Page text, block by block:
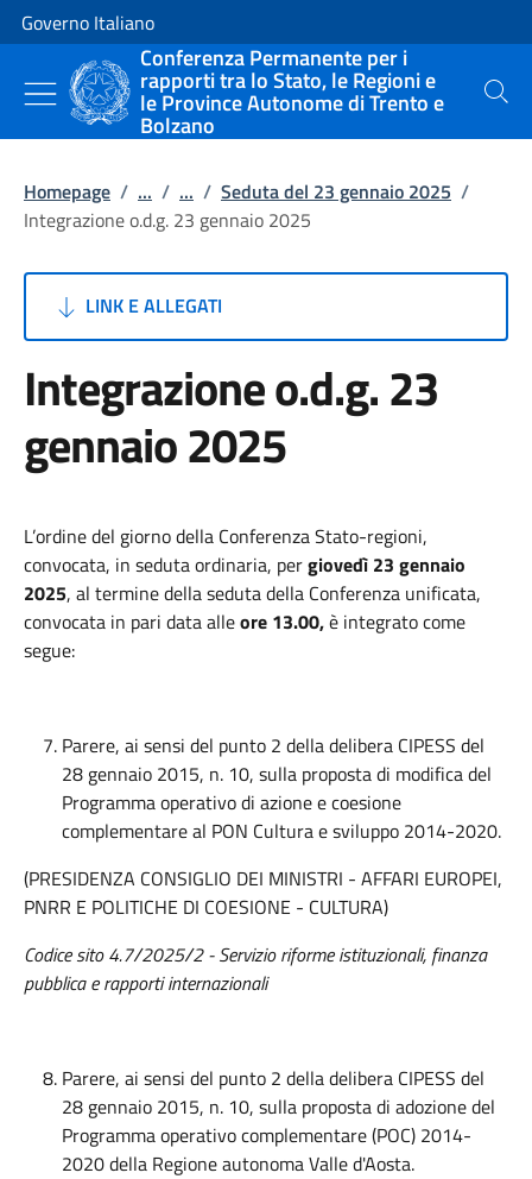
Vai al contenuto
Vai alla navigazione del sito
Governo Italiano
Conferenza Permanente per i
rapporti tra lo Stato, le Regioni e
le Province Autonome di Trento e
Bolzano
Cerca
Homepage / ... / ... / Seduta del 23 gennaio 2025 /
Integrazione o.d.g. 23 gennaio 2025
LINK E ALLEGATI
Integrazione o.d.g. 23
gennaio 2025
L’ordine del giorno della Conferenza Stato-regioni,
convocata, in seduta ordinaria, pergiovedì 23 gennaio
2025, al termine della seduta della Conferenza unificata,
convocata in pari data alleore 13.00,è integrato come
segue:
Parere, ai sensi del punto 2 della delibera CIPESS del
28 gennaio 2015, n. 10, sulla proposta di modifica del
Programma operativo di azione e coesione
complementare al PON Cultura e sviluppo 2014-2020.
(PRESIDENZA CONSIGLIO DEI MINISTRI - AFFARI EUROPEI,
PNRR E POLITICHE DI COESIONE - CULTURA)
Codice sito 4.7/2025/2 - Servizio riforme istituzionali, finanza
pubblica e rapporti internazionali
Parere, ai sensi del punto 2 della delibera CIPESS del
28 gennaio 2015, n. 10, sulla proposta di adozione del
Programma operativo complementare (POC) 2014-
2020 della Regione autonoma Valle d'Aosta.